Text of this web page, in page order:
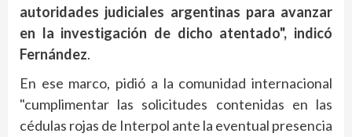
autoridades judiciales argentinas para avanzar
en la investigación de dicho atentado", indicó
Fernández.
En ese marco, pidió a la comunidad internacional
"cumplimentar las solicitudes contenidas en las
cédulas rojas de Interpol ante la eventual presencia